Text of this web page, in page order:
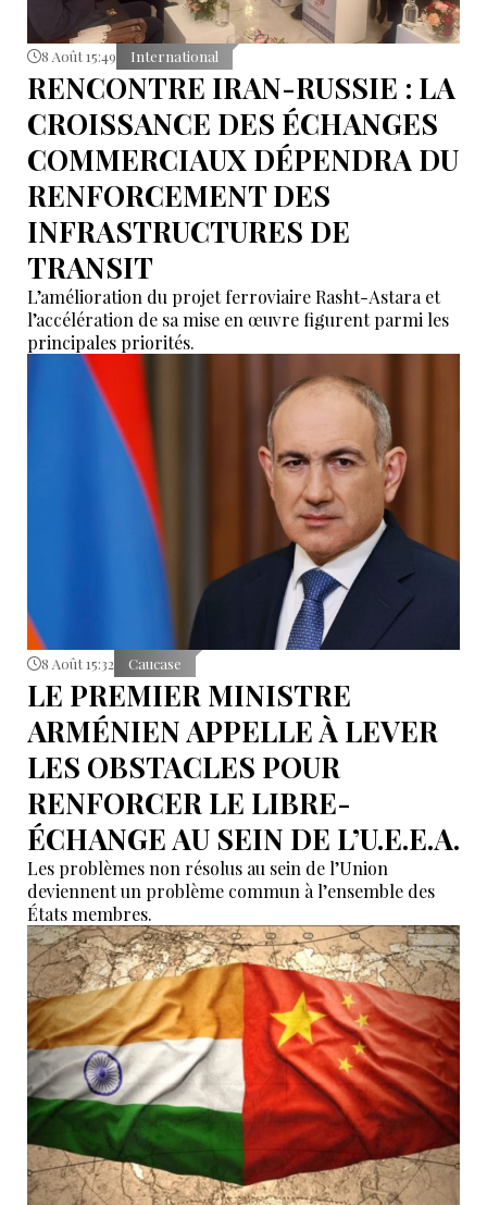
8 Août 15:49 International
RENCONTRE IRAN-RUSSIE : LA
CROISSANCE DES ÉCHANGES
COMMERCIAUX DÉPENDRA DU
RENFORCEMENT DES
INFRASTRUCTURES DE
TRANSIT
L’amélioration du projet ferroviaire Rasht-Astara et
l’accélération de sa mise en œuvre figurent parmi les
principales priorités.
8 Août 15:32 Caucase
LE PREMIER MINISTRE
ARMÉNIEN APPELLE À LEVER
LES OBSTACLES POUR
RENFORCER LE LIBRE-
ÉCHANGE AU SEIN DE L’U.E.E.A.
Les problèmes non résolus au sein de l’Union
deviennent un problème commun à l’ensemble des
États membres.